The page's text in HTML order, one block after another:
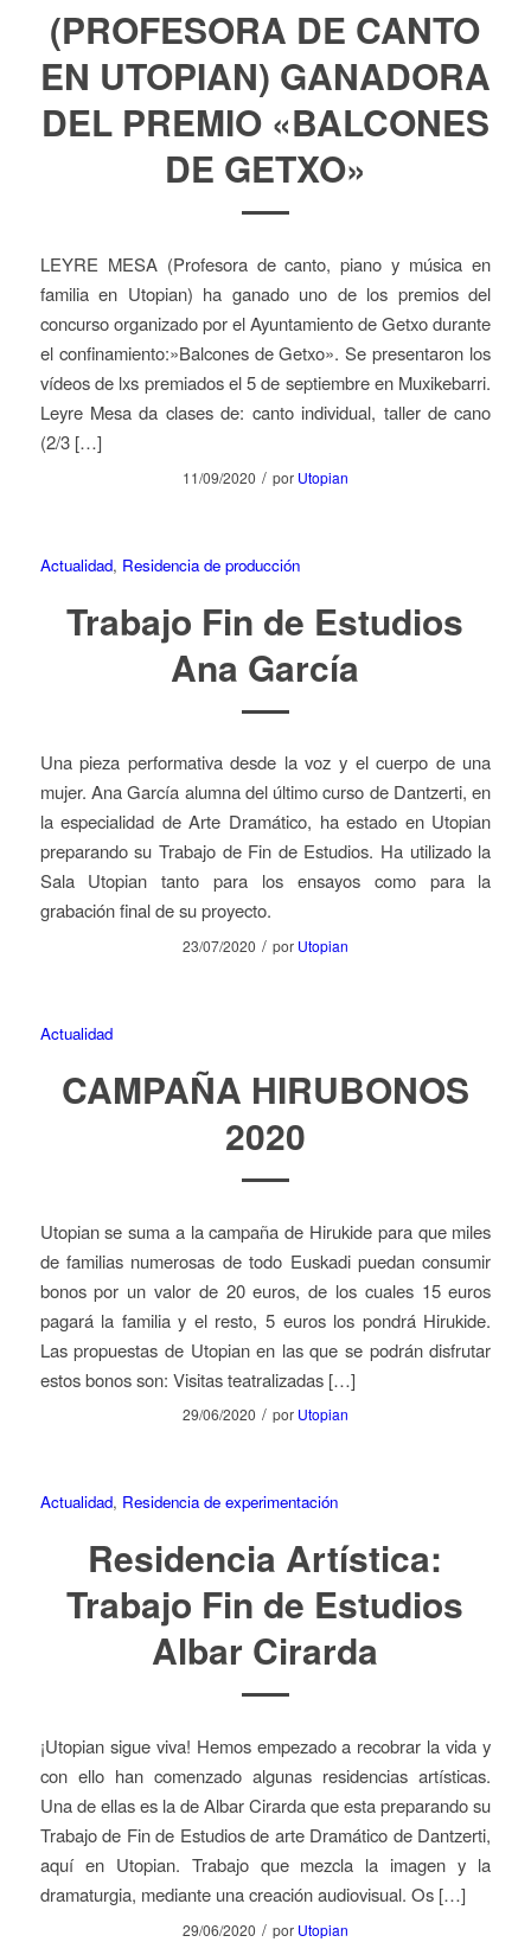
(PROFESORA DE CANTO
EN UTOPIAN) GANADORA
DEL PREMIO «BALCONES
DE GETXO»
LEYRE MESA (Profesora de canto, piano y música en
familia en Utopian) ha ganado uno de los premios del
concurso organizado por el Ayuntamiento de Getxo durante
el confinamiento:»Balcones de Getxo». Se presentaron los
vídeos de lxs premiados el 5 de septiembre en Muxikebarri.
Leyre Mesa da clases de: canto individual, taller de cano
(2/3 […]
11/09/2020 / por Utopian
Actualidad, Residencia de producción
Trabajo Fin de Estudios
Ana García
Una pieza performativa desde la voz y el cuerpo de una
mujer. Ana García alumna del último curso de Dantzerti, en
la especialidad de Arte Dramático, ha estado en Utopian
preparando su Trabajo de Fin de Estudios. Ha utilizado la
Sala Utopian tanto para los ensayos como para la
grabación final de su proyecto.
23/07/2020 / por Utopian
Actualidad
CAMPAÑA HIRUBONOS
2020
Utopian se suma a la campaña de Hirukide para que miles
de familias numerosas de todo Euskadi puedan consumir
bonos por un valor de 20 euros, de los cuales 15 euros
pagará la familia y el resto, 5 euros los pondrá Hirukide.
Las propuestas de Utopian en las que se podrán disfrutar
estos bonos son: Visitas teatralizadas […]
29/06/2020 / por Utopian
Actualidad, Residencia de experimentación
Residencia Artística:
Trabajo Fin de Estudios
Albar Cirarda
¡Utopian sigue viva! Hemos empezado a recobrar la vida y
con ello han comenzado algunas residencias artísticas.
Una de ellas es la de Albar Cirarda que esta preparando su
Trabajo de Fin de Estudios de arte Dramático de Dantzerti,
aquí en Utopian. Trabajo que mezcla la imagen y la
dramaturgia, mediante una creación audiovisual. Os […]
29/06/2020 / por Utopian